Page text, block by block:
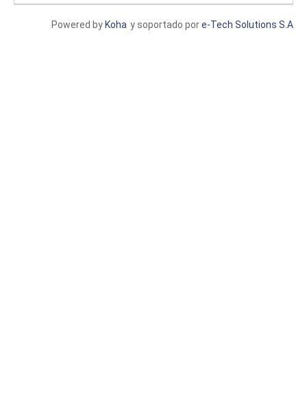
y soportado pore-Tech Solutions S.A
Powered by Koha